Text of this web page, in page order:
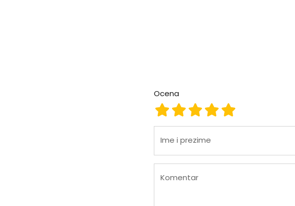
Ocena
Ocena 5
Ocena 4
Ocena 3
Ocena 2
Ocena 1
Ime i prezime
Komentar